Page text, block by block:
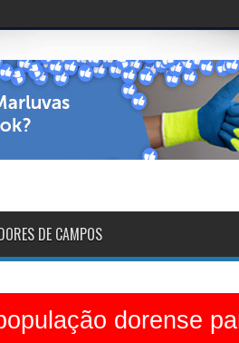
DE CAMPOS
dorense